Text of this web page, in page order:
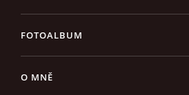
FOTOALBUM
O MNĚ